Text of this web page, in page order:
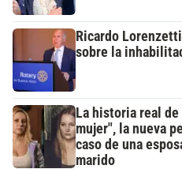
Ricardo
sobre la
La historia real
mujer", la nueva
caso de una
marido